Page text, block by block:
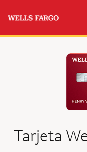
Tarjeta